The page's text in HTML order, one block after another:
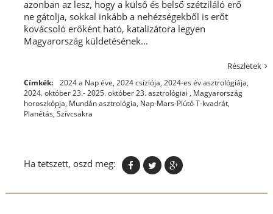
azonban az lesz, hogy a külső és belső szétziláló erő
ne gátolja, sokkal inkább a nehézségekből is erőt
kovácsoló erőként ható, katalizátora legyen
Magyarország küldetésének...
Részletek
Címkék: 2024 a Nap éve, 2024 csíziója, 2024-es év asztrológiája,
2024. október 23.- 2025. október 23. asztrológiai , Magyarország
horoszkópja, Mundán asztrológia, Nap-Mars-Plútó T-kvadrát,
Planétás, Szívcsakra
Ha tetszett, oszd meg: